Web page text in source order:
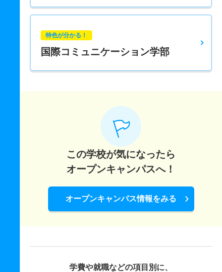
特色が分かる！
国際コミュニケーション学部
この学校が気になったら
オープンキャンパスへ！
オープンキャンパス情報をみる
学費や就職などの項目別に、